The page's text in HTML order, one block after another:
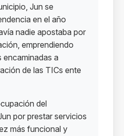
Jun se
en el año
nadie apostaba por
emprendiendo
encaminadas a
de las TICs ente
del
por prestar servicios
más funcional y